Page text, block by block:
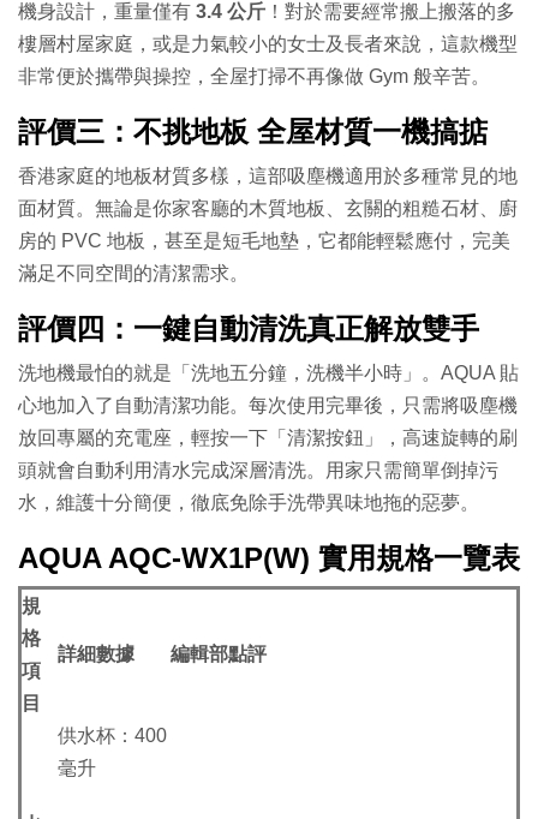
機身設計，重量僅有 3.4 公斤 ！對於需要經常搬上搬落的多
樓層村屋家庭，或是力氣較小的女士及長者來說，這款機型
非常便於攜帶與操控，全屋打掃不再像做 Gym 般辛苦。
評價三：不挑地板 全屋材質一機搞掂
香港家庭的地板材質多樣，這部吸塵機適用於多種常見的地
面材質。無論是你家客廳的木質地板、玄關的粗糙石材、廚
房的 PVC 地板，甚至是短毛地墊，它都能輕鬆應付，完美
滿足不同空間的清潔需求。
評價四：一鍵自動清洗真正解放雙手
洗地機最怕的就是「洗地五分鐘，洗機半小時」。AQUA 貼
心地加入了自動清潔功能。每次使用完畢後，只需將吸塵機
放回專屬的充電座，輕按一下「清潔按鈕」，高速旋轉的刷
頭就會自動利用清水完成深層清洗。用家只需簡單倒掉污
水，維護十分簡便，徹底免除手洗帶異味地拖的惡夢。
AQUA AQC-WX1P(W) 實用規格一覽表
規
格
項
目
詳細數據 編輯部點評
供水杯：400
毫升